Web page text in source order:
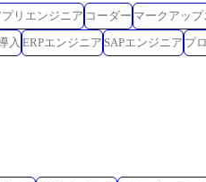
リエンジニア コーダー マークアッ
入 ERPエンジニア SAPエンジニア プ